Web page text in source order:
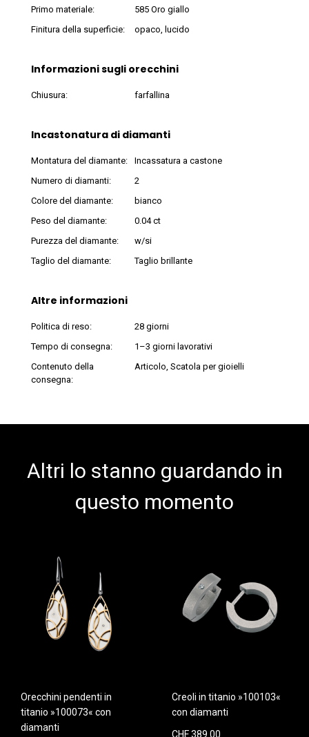
Primo materiale:
585 Oro giallo
Finitura della superficie:
opaco, lucido
Informazioni sugli orecchini
Chiusura: farfallina
Incastonatura di diamanti
Montatura del diamante:
Incassatura a castone
Numero di diamanti:
2
Colore del diamante:
bianco
Peso del diamante:
0.04 ct
Purezza del diamante:
w/si
Taglio del diamante:
Taglio brillante
Altre informazioni
Politica di reso:
28 giorni
Tempo di consegna:
1–3 giorni lavorativi
Contenuto della
consegna:
Articolo, Scatola per gioielli
Altri lo stanno guardando in
questo momento
Orecchini pendenti in
titanio »100073« con
diamanti
Creoli in titanio »100103«
con diamanti
CHF 389.00